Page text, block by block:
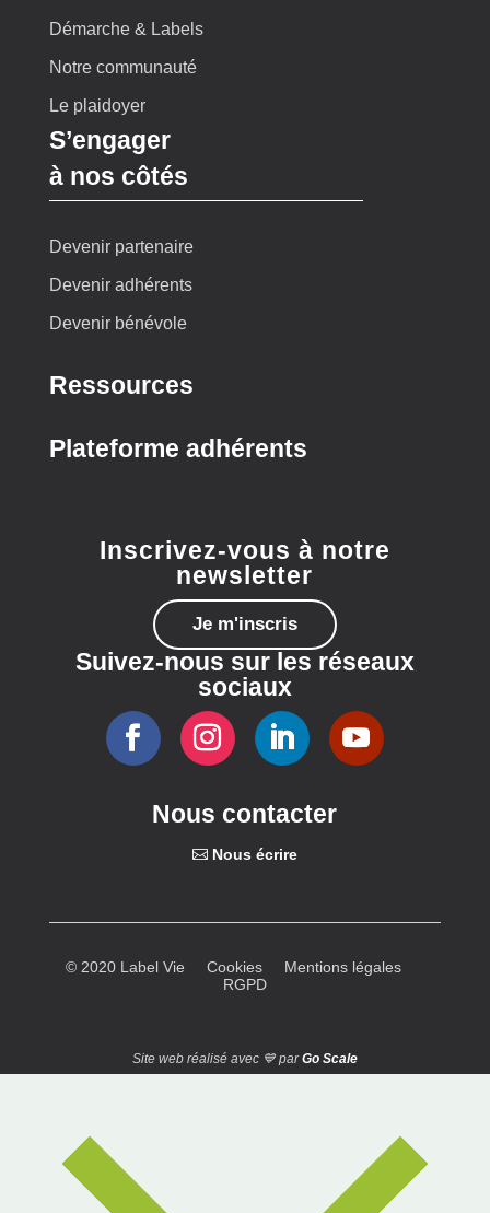
Démarche & Labels
Notre communauté
Le plaidoyer
S’engager
à nos côtés
Devenir partenaire
Devenir adhérents
Devenir bénévole
Ressources
Plateforme adhérents
Inscrivez-vous à notre
newsletter
Je m'inscris
Suivez-nous sur les réseaux
sociaux
Nous contacter
Nous écrire
© 2020 Label VieCookies
Mentions légales
RGPD
Site web réalisé avec 💙 parGo Scale